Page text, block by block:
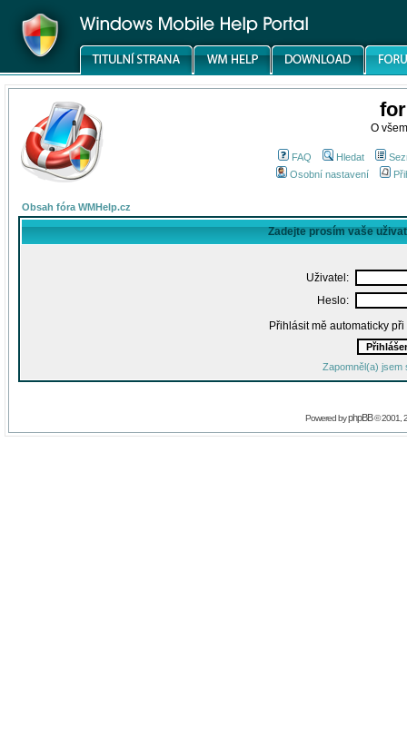
O
FAQ Hledat
Osobní nastavení
Obsah fóra WMHelp.cz
Zadejte prosím vaše
Uživatel:
Heslo:
Přihlásit mě automaticky
Zapomněl(a) jsem
Powered byphpBB© 2001,